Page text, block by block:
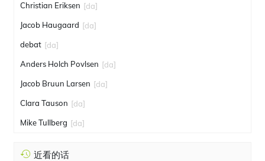
Christian Eriksen [da]
Jacob Haugaard [da]
debat [da]
Anders Holch Povlsen [da]
Jacob Bruun Larsen [da]
Clara Tauson [da]
Mike Tullberg [da]
近看的话